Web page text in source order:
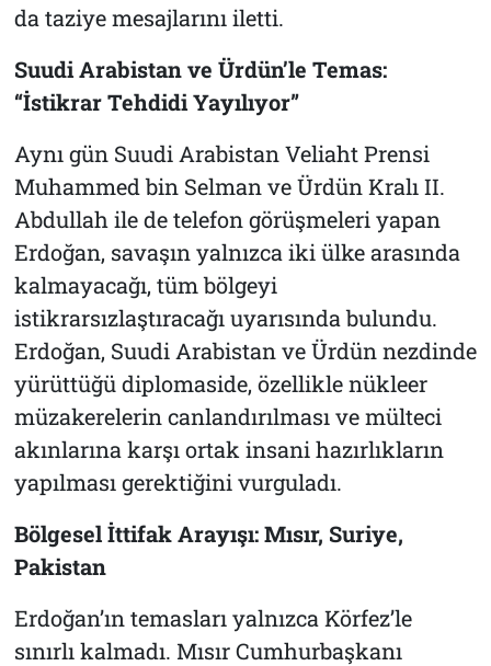
da taziye mesajlarını iletti.
Suudi Arabistan ve Ürdün’le Temas:
“İstikrar Tehdidi Yayılıyor”
Aynı gün Suudi Arabistan Veliaht Prensi
Muhammed bin Selman ve Ürdün Kralı II.
Abdullah ile de telefon görüşmeleri yapan
Erdoğan, savaşın yalnızca iki ülke arasında
kalmayacağı, tüm bölgeyi
istikrarsızlaştıracağı uyarısında bulundu.
Erdoğan, Suudi Arabistan ve Ürdün nezdinde
yürüttüğü diplomaside, özellikle nükleer
müzakerelerin canlandırılması ve mülteci
akınlarına karşı ortak insani hazırlıkların
yapılması gerektiğini vurguladı.
Bölgesel İttifak Arayışı: Mısır, Suriye,
Pakistan
Erdoğan’ın temasları yalnızca Körfez’le
sınırlı kalmadı. Mısır Cumhurbaşkanı